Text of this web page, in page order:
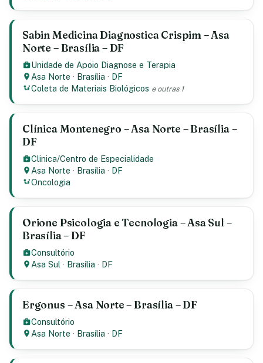
Sabin Medicina Diagnostica Crispim – Asa
Norte – Brasília – DF
Unidade de Apoio Diagnose e Terapia
Asa Norte · Brasília · DF
Coleta de Materiais Biológicos e outras 1
Clínica Montenegro – Asa Norte – Brasília –
DF
Clinica/Centro de Especialidade
Asa Norte · Brasília · DF
Oncologia
Orione Psicologia e Tecnologia – Asa Sul –
Brasília – DF
Consultório
Asa Sul · Brasília · DF
Ergonus – Asa Norte – Brasília – DF
Consultório
Asa Norte · Brasília · DF